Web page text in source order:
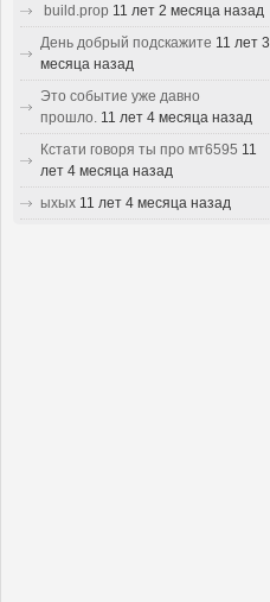
build.prop 11 лет 2 месяца назад
День добрый подскажите 11 лет 3
месяца назад
Это событие уже давно
прошло. 11 лет 4 месяца назад
Кстати говоря ты про мт6595 11
лет 4 месяца назад
ыхых 11 лет 4 месяца назад